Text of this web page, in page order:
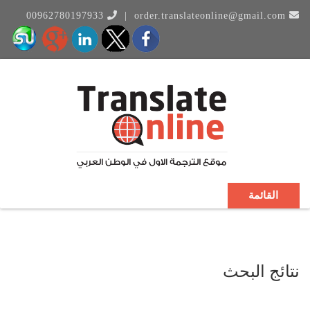
order.translateonline@gmail.com
00962780197933
القائمة
نتائج البحث